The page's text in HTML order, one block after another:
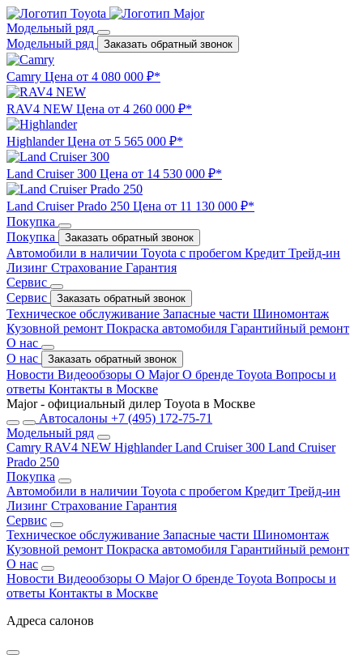
Модельный ряд
Модельный ряд
Заказать обратный звонок
Camry Цена от 4 080 000 ₽*
RAV4 NEW Цена от 4 260 000 ₽*
Highlander Цена от 5 565 000 ₽*
Land Cruiser 300 Цена от 14 530 000 ₽*
Land Cruiser Prado 250 Цена от 11 130 000 ₽*
Покупка
Покупка
Заказать обратный звонок
Автомобили в наличии Toyota с пробегом Кредит Трейд-ин
Лизинг Страхование Гарантия
Сервис
Сервис
Заказать обратный звонок
Техническое обслуживание Запасные части Шиномонтаж
Кузовной ремонт Покраска автомобиля Гарантийный ремонт
О нас
О нас
Заказать обратный звонок
Новости Видеообзоры О MajorО бренде Toyota Вопросы и
ответы Контакты в Москве
Major - официальный дилер Toyota в Москве
Автосалоны +7 (495) 172-75-71
Модельный ряд
Camry RAV4 NEW Highlander Land Cruiser 300 Land Cruiser
Prado 250
Покупка
Автомобили в наличии Toyota с пробегом Кредит Трейд-ин
Лизинг Страхование Гарантия
Сервис
Техническое обслуживание Запасные части Шиномонтаж
Кузовной ремонт Покраска автомобиля Гарантийный ремонт
О нас
Новости Видеообзоры О MajorО бренде Toyota Вопросы и
ответы Контакты в Москве
Адреса салонов